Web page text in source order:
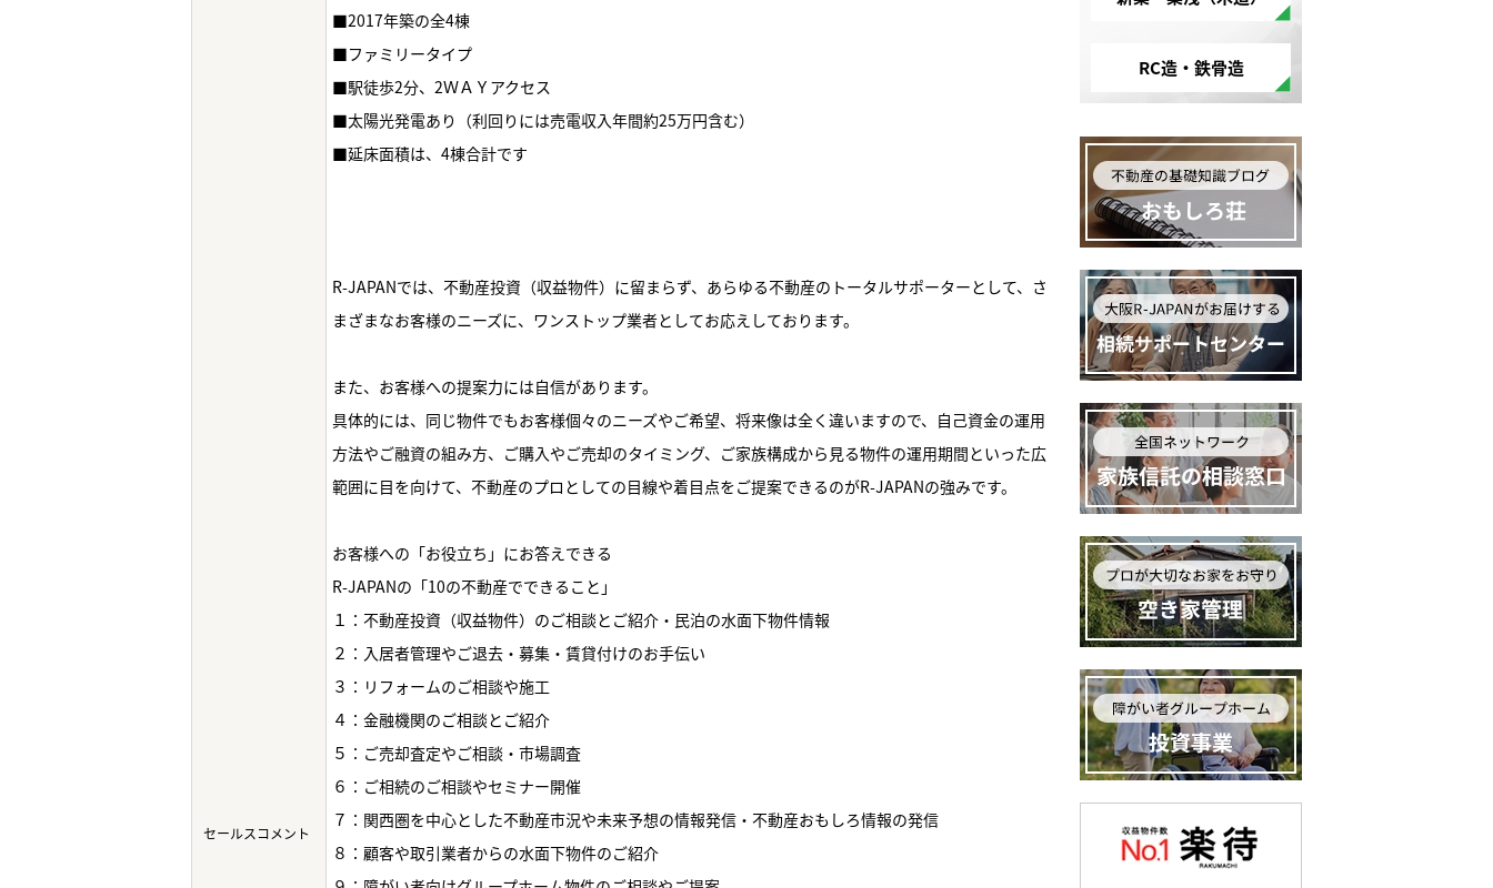
セールスコメント
■2017年築の全4棟
■ファミリータイプ
■駅徒歩2分、2ＷＡＹアクセス
■太陽光発電あり（利回りには売電収入年間約25万円含む）
■延床面積は、4棟合計です
R-JAPANでは、不動産投資（収益物件）に留まらず、あらゆる不動産のトータルサポーターとして、さ
まざまなお客様のニーズに、ワンストップ業者としてお応えしております。
また、お客様への提案力には自信があります。
具体的には、同じ物件でもお客様個々のニーズやご希望、将来像は全く違いますので、自己資金の運用
方法やご融資の組み方、ご購入やご売却のタイミング、ご家族構成から見る物件の運用期間といった広
範囲に目を向けて、不動産のプロとしての目線や着目点をご提案できるのがR-JAPANの強みです。
お客様への「お役立ち」にお答えできる
R-JAPANの「10の不動産でできること」
１：不動産投資（収益物件）のご相談とご紹介・民泊の水面下物件情報
２：入居者管理やご退去・募集・賃貸付けのお手伝い
３：リフォームのご相談や施工
４：金融機関のご相談とご紹介
５：ご売却査定やご相談・市場調査
６：ご相続のご相談やセミナー開催
７：関西圏を中心とした不動産市況や未来予想の情報発信・不動産おもしろ情報の発信
８：顧客や取引業者からの水面下物件のご紹介
RC造・鉄骨造